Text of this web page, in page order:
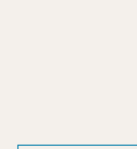
Судебные
Политика
Согласие